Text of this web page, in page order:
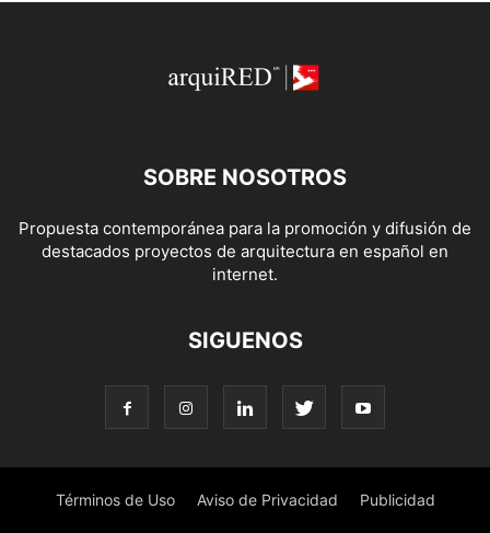
SOBRE NOSOTROS
Propuesta contemporánea para la promoción y difusión de
destacados proyectos de arquitectura en español en
internet.
SIGUENOS
Términos de Uso Aviso de Privacidad Publicidad